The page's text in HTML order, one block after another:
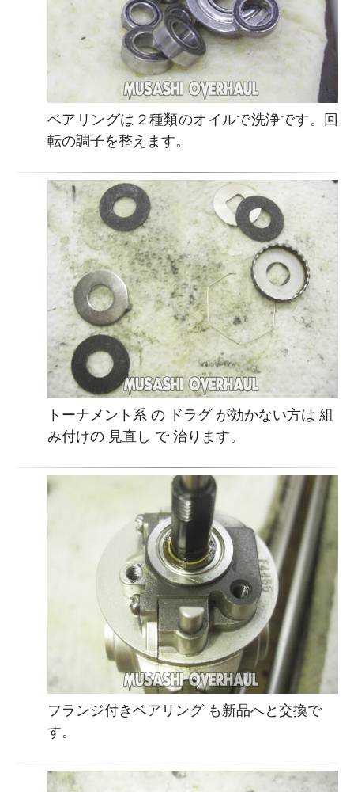
ベアリングは２種類のオイルで洗浄です。回
転の調子を整えます。
トーナメント系 の ドラグ が効かない方は 組
み付けの 見直し で 治ります。
フランジ付きベアリング も新品へと交換で
す。